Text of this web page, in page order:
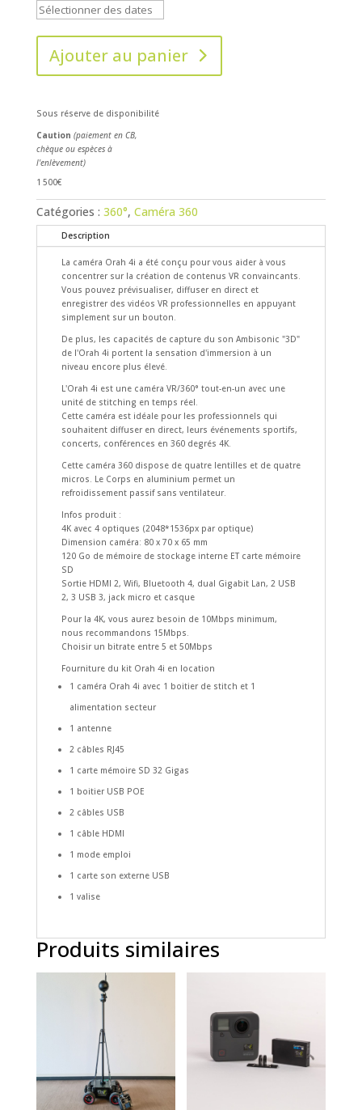
Ajouter au panier
Sous réserve de disponibilité
Caution (paiement en CB,
chèque ou espèces à
l'enlèvement)
1 500€
Catégories : 360°, Caméra 360
Description
La caméra Orah 4i a été conçu pour vous aider à vous
concentrer sur la création de contenus VR convaincants.
Vous pouvez prévisualiser, diffuser en direct et
enregistrer des vidéos VR professionnelles en appuyant
simplement sur un bouton.
De plus, les capacités de capture du son Ambisonic "3D"
de l'Orah 4i portent la sensation d'immersion à un
niveau encore plus élevé.
L'Orah 4i est une caméra VR/360° tout-en-un avec une
unité de stitching en temps réel.
Cette caméra est idéale pour les professionnels qui
souhaitent diffuser en direct, leurs événements sportifs,
concerts, conférences en 360 degrés 4K.
Cette caméra 360 dispose de quatre lentilles et de quatre
micros. Le Corps en aluminium permet un
refroidissement passif sans ventilateur.
Infos produit :
4K avec 4 optiques (2048*1536px par optique)
Dimension caméra: 80 x 70 x 65 mm
120 Go de mémoire de stockage interne ET carte mémoire
SD
Sortie HDMI 2, Wifi, Bluetooth 4, dual Gigabit Lan, 2 USB
2, 3 USB 3, jack micro et casque
Pour la 4K, vous aurez besoin de 10Mbps minimum,
nous recommandons 15Mbps.
Choisir un bitrate entre 5 et 50Mbps
Fourniture du kit Orah 4i en location
1 caméra Orah 4i avec 1 boitier de stitch et 1
alimentation secteur
1 antenne
2 câbles RJ45
1 carte mémoire SD 32 Gigas
1 boitier USB POE
2 câbles USB
1 câble HDMI
1 mode emploi
1 carte son externe USB
1 valise
Produits similaires